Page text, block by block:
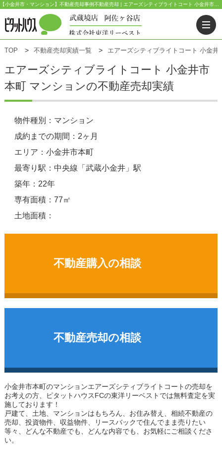
TOP 不動産売却実績一覧 エアーズシティブライトコート 小金
エアーズシティブライトコート 小金井市
本町 マンションの不動産売却実績
物件種別：マンション
成約までの期間：2ヶ月
エリア：小金井市本町
最寄り駅：中央線「武蔵小金井」駅
築年：22年
専有面積：77㎡
土地面積：
不動産購入の相談
不動産売却の相談
小金井市本町のマンションエアーズシティブライトコートの売却を
お考えの方、ピタットハウスFCの東洋リーベストでは無料査定を実
施しております！
戸建て、土地、マンションはもちろん、お住み替え、相続不動産の
売却、投資物件、収益物件、リースバックで住んでまま売りたい
等々、どんな不動産でも、どんな内容でも、お気軽にご相談くださ
い。